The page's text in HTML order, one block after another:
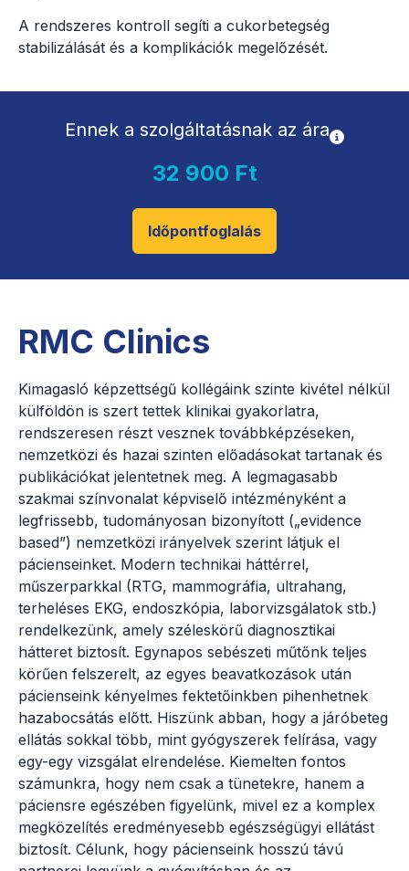
A rendszeres kontroll segíti a cukorbetegség
stabilizálását és a komplikációk megelőzését.
Ennek a szolgáltatásnak az ára
32 900 Ft
Időpontfoglalás
RMC Clinics
Kimagasló képzettségű kollégáink szinte kivétel nélkül
külföldön is szert tettek klinikai gyakorlatra,
rendszeresen részt vesznek továbbképzéseken,
nemzetközi és hazai szinten előadásokat tartanak és
publikációkat jelentetnek meg. A legmagasabb
szakmai színvonalat képviselő intézményként a
legfrissebb, tudományosan bizonyított („evidence
based”) nemzetközi irányelvek szerint látjuk el
pácienseinket. Modern technikai háttérrel,
műszerparkkal (RTG, mammográfia, ultrahang,
terheléses EKG, endoszkópia, laborvizsgálatok stb.)
rendelkezünk, amely széleskörű diagnosztikai
hátteret biztosít. Egynapos sebészeti műtőnk teljes
körűen felszerelt, az egyes beavatkozások után
pácienseink kényelmes fektetőinkben pihenhetnek
hazabocsátás előtt. Hiszünk abban, hogy a járóbeteg
ellátás sokkal több, mint gyógyszerek felírása, vagy
egy-egy vizsgálat elrendelése. Kiemelten fontos
számunkra, hogy nem csak a tünetekre, hanem a
páciensre egészében figyelünk, mivel ez a komplex
megközelítés eredményesebb egészségügyi ellátást
biztosít. Célunk, hogy pácienseink hosszú távú